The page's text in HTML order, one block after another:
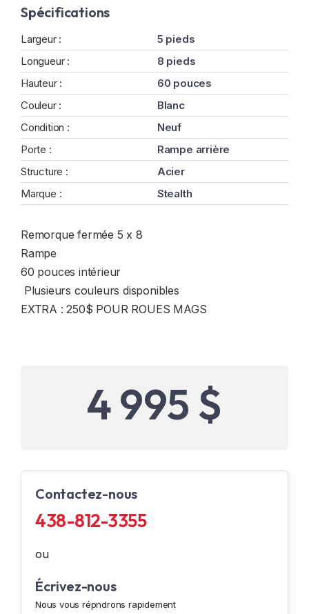
Spécifications
Largeur :
5 pieds
Longueur :
8 pieds
Hauteur :
60 pouces
Couleur :
Blanc
Condition :
Neuf
Porte :
Rampe arrière
Structure :
Acier
Marque :
Stealth
Remorque fermée 5 x 8
Rampe
60 pouces intérieur
Plusieurs couleurs disponibles
EXTRA : 250$ POUR ROUES MAGS
4 995 $
Contactez-nous
438-812-3355
ou
Écrivez-nous
Nous vous répndrons rapidement